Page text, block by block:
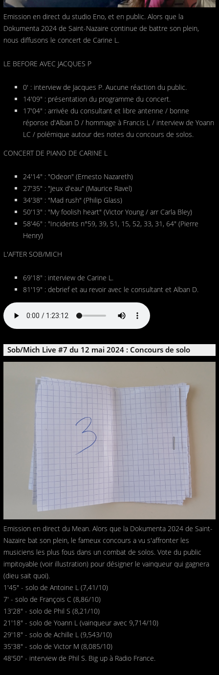
Emission en direct du studio Eno, et en public. Alors que la
Dokumenta 2024 de Saint-Nazaire continue de battre son plein,
nous diffusons le concert de Carine L.
LE BEFORE AVEC JACQUES P
0' : interview de Jacques P. Aucune réaction du public.
14'09" : présentation du programme du concert.
17'04" : arrivée du consultant et libre antenne / bonne
réponse d'Alban D / hommage à Francis L / interview de Yoann
LC / polémique autour des notes du concours de solos.
CONCERT DE PIANO DE CARINE L
24'14" : "Odeon" (Ernesto Nazareth)
27'35" : "Jeux d'eau" (Maurice Ravel)
34'38" : "Mad rush" (Philip Glass)
50'13" : "My foolish heart" (Victor Young / arr Carla Bley)
58'46" : "Incidents n°59, 39, 51, 15, 52, 33, 31, 64" (Pierre
Henry)
L'AFTER SOB/MICH
69'18" : interview de Carine L.
81'19" : debrief et au revoir avec le consultant et Alban D.
Sob/Mich Live #7 du 12 mai 2024 : Concours de solo
Emission en direct du Mean. Alors que la Dokumenta 2024 de Saint-
Nazaire bat son plein, le fameux concours a vu s'affronter les
musiciens les plus fous dans un combat de solos. Vote du public
impitoyable (voir illustration) pour désigner le vainqueur qui gagnera
(dieu sait quoi).
1'45" - solo de Antoine L (7,41/10)
7' - solo de François C (8,86/10)
13'28" - solo de Phil S (8,21/10)
21'18" - solo de Yoann L (vainqueur avec 9,714/10)
29'18" - solo de Achille L (9,543/10)
35'38" - solo de Victor M (8,085/10)
48'50" - interview de Phil S. Big up à Radio France.